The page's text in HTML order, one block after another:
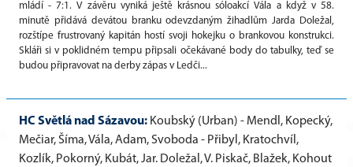
mládí - 7:1. V závěru vyniká ještě krásnou sóloakcí Vála a když v 58.
minutě přidává devátou branku odevzdaným žihadlům Jarda Doležal,
rozštípe frustrovaný kapitán hostí svoji hokejku o brankovou konstrukci.
Skláři si v poklidném tempu připsali očekávané body do tabulky, teď se
budou připravovat na derby zápas v Ledči...
HC Světlá nad Sázavou: Koubský (Urban) - Mendl, Kopecký,
Mečiar, Šíma, Vála, Adam, Svoboda - Přibyl, Kratochvíl,
Kozlík, Pokorný, Kubát, Jar. Doležal, V. Piskač, Blažek, Kohout